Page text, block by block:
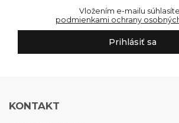
podmienkami ochrany
Prihlásiť sa
KONTAKT